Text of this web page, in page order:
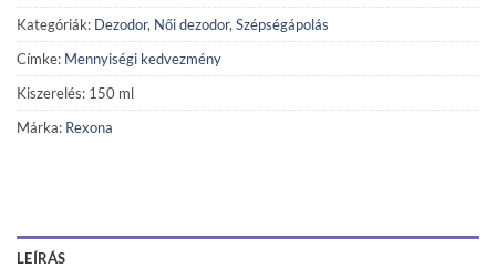
Kategóriák: Dezodor, Női dezodor, Szépségápolás
Címke: Mennyiségi kedvezmény
Kiszerelés: 150 ml
Márka: Rexona
LEÍRÁS